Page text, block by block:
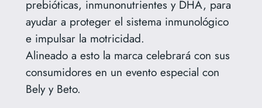
prebióticas, inmunonutrientes y DHA, para
ayudar a proteger el sistema inmunológico
e impulsar la motricidad.
Alineado a esto la marca celebrará con sus
consumidores en un evento especial con
Bely y Beto.